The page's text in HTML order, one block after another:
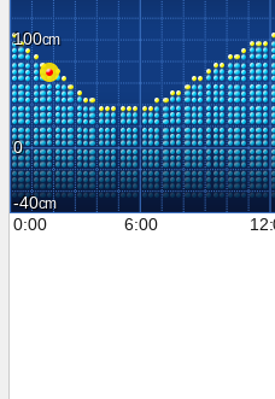
100
0
-40
0:00
6:00